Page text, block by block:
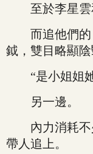
至於李星雲
而追他們的
鉞，雙目略顯陰
“是小姐姐她
另一邊。
內力消耗不
帶人追上。